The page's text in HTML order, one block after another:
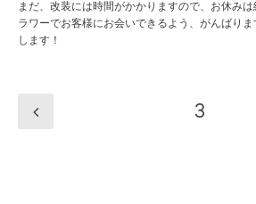
まだ、改装には時間がかかりますので、お休み
ラワーでお客様にお会いできるよう、がんばり
します！
3